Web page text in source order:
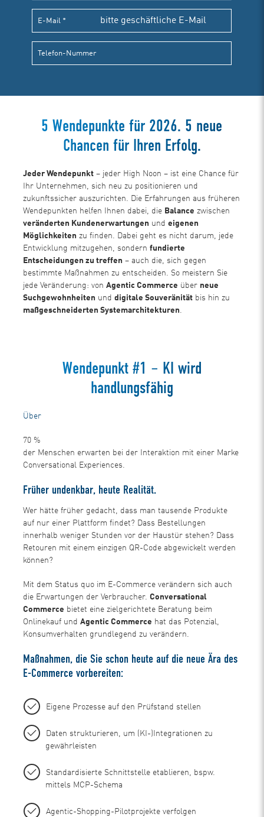
5 Wendepunkte für 2026. 5 neue
Chancen für Ihren Erfolg.
Jeder Wendepunkt – jeder High Noon – ist eine Chance für
Ihr Unternehmen, sich neu zu positionieren und
zukunftssicher auszurichten. Die Erfahrungen aus früheren
Wendepunkten helfen Ihnen dabei, die Balance zwischen
veränderten Kundenerwartungen undeigenen
Möglichkeiten zu finden. Dabei geht es nicht darum, jede
Entwicklung mitzugehen, sondernfundierte
Entscheidungen zu treffen – auch die, sich gegen
bestimmte Maßnahmen zu entscheiden. So meistern Sie
jede Veränderung: vonAgentic Commerce über neue
Suchgewohnheiten unddigitale Souveränität bis hin zu
maßgeschneiderten Systemarchitekturen.
Wendepunkt #1 – KI wird
handlungsfähig
Über
70 %
der Menschen erwarten bei der Interaktion mit einer Marke
Conversational Experiences.
Früher undenkbar, heute Realität.
Wer hätte früher gedacht, dass man tausende Produkte
auf nur einer Plattform findet? Dass Bestellungen
innerhalb weniger Stunden vor der Haustür stehen? Dass
Retouren mit einem einzigen QR-Code abgewickelt werden
können?
Mit dem Status quo im E-Commerce verändern sich auch
die Erwartungen der Verbraucher.Conversational
Commerce bietet eine zielgerichtete Beratung beim
Onlinekauf undAgentic Commerce hat das Potenzial,
Konsumverhalten grundlegend zu verändern.
Maßnahmen, die Sie schon heute auf die neue Ära des
E-Commerce vorbereiten:
Eigene Prozesse auf den Prüfstand stellen
Daten strukturieren, um (KI-)Integrationen zu
gewährleisten
Standardisierte Schnittstelle etablieren, bspw.
mittels MCP-Schema
Agentic-Shopping-Pilotprojekte verfolgen